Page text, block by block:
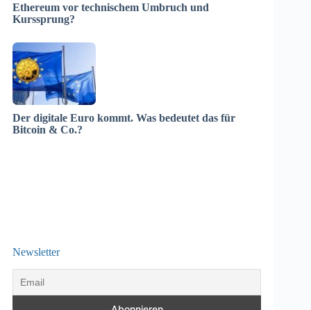
Ethereum vor technischem Umbruch und
Kurssprung?
Der digitale Euro kommt. Was bedeutet das für
Bitcoin & Co.?
Newsletter